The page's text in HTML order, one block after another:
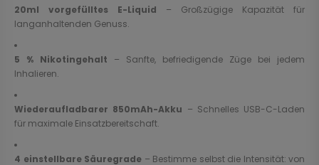
20ml vorgefülltes E-Liquid – Großzügige Kapazität für
langanhaltenden Genuss.
5 % Nikotingehalt – Sanfte, befriedigende Züge bei jedem
Inhalieren.
Wiederaufladbarer 850mAh-Akku – Schnelles USB-C-Laden
für maximale Einsatzbereitschaft.
4 einstellbare Säuregrade – Bestimme selbst die Intensität: von